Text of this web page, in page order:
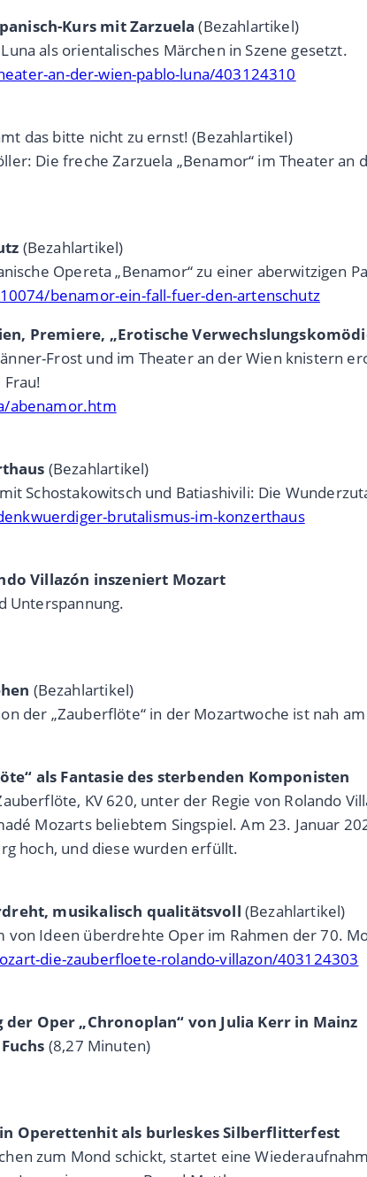
Kurs mit Zarzuela (Bezahlartikel)
als orientalisches Märchen in Szene gesetzt.
an-der-wien-pablo-luna/403124310
das bitte nicht zu ernst! (Bezahlartikel)
Die freche Zarzuela „Benamor“ im Theater
(Bezahlartikel)
Opereta „Benamor“ zu einer aberwitzigen
benamor-ein-fall-fuer-den-artenschutz
Premiere, „Erotische
Frost und im Theater an der Wien knistern
abenamor.htm
(Bezahlartikel)
Schostakowitsch und Batiashivili: Die
brutalismus-im-konzerthaus
Villazón inszeniert Mozart
Unterspannung.
(Bezahlartikel)
der „Zauberflöte“ in der Mozartwoche ist nah
als Fantasie des sterbenden Komponisten
KV 620, unter der Regie von Rolando
Mozarts beliebtem Singspiel. Am 23. Januar
hoch, und diese wurden erfüllt.
musikalisch qualitätsvoll (Bezahlartikel)
von Ideen überdrehte Oper im Rahmen der 70.
die-zauberfloete-rolando-villazon/403124303
Oper „Chronoplan“ von Julia Kerr in Mainz
(8,27 Minuten)
Operettenhit als burleskes Silberflitterfest
zum Mond schickt, startet eine